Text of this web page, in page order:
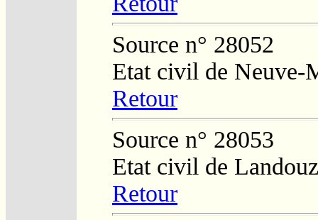
Source n° 28052
Etat civil de Neuve-
Retour
Source n° 28053
Etat civil de
Retour